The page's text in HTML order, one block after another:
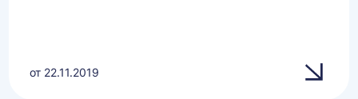
от 22.11.2019